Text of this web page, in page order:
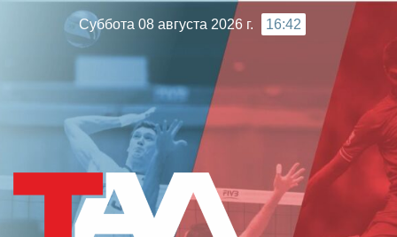
Суббота 08 августа 2026 г. 16:42